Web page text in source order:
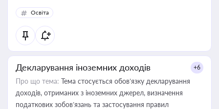
Освіта
Декларування іноземних доходів +6
Про що тема: Тема стосується обов’язку декларування
доходів, отриманих з іноземних джерел, визначення
податкових зобов’язань та застосування правил